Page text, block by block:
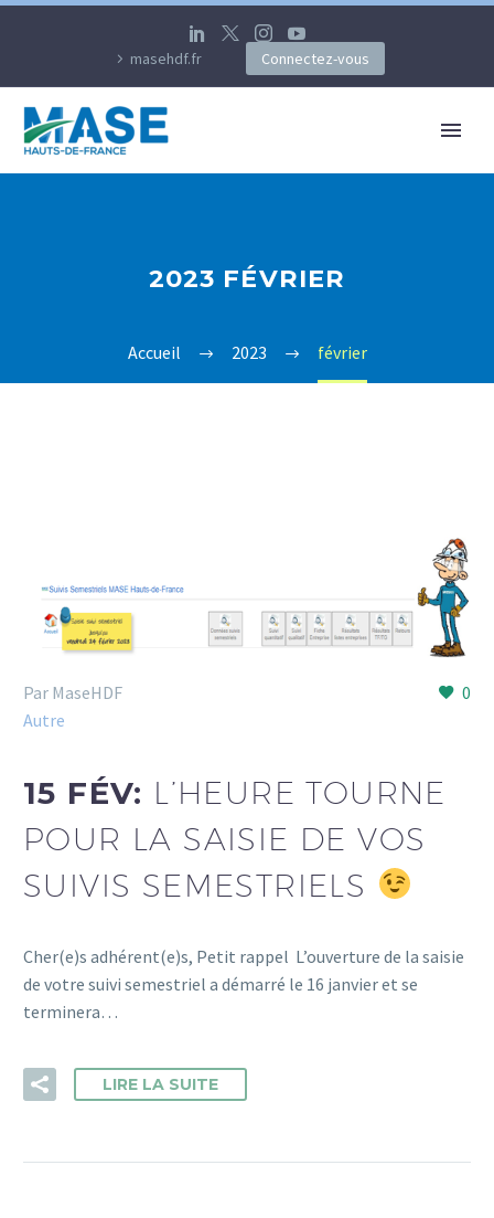
masehdf.fr Connectez-vous
2023 FÉVRIER
Accueil 2023 février
0
Par MaseHDF
Autre
15 FÉV: L’HEURE TOURNE
POUR LA SAISIE DE VOS
SUIVIS SEMESTRIELS
Cher(e)s adhérent(e)s, Petit rappel L’ouverture de la saisie
de votre suivi semestriel a démarré le 16 janvier et se
terminera…
LIRE LA SUITE